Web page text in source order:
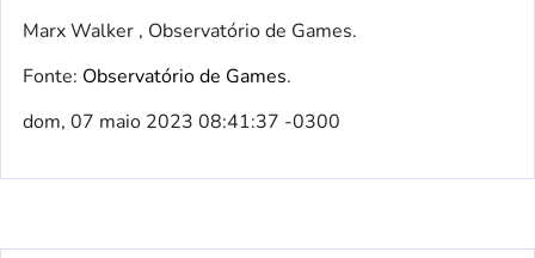
Marx Walker , Observatório de Games.
Fonte: Observatório de Games.
dom, 07 maio 2023 08:41:37 -0300